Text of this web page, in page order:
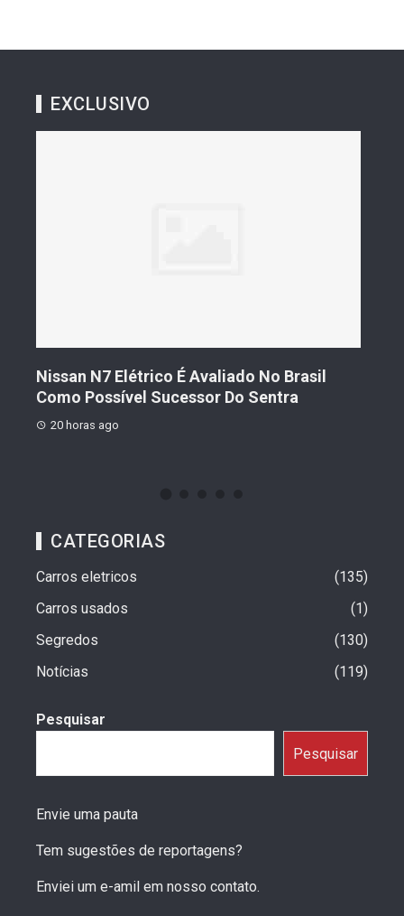
EXCLUSIVO
Nissan N7 Elétrico É Avaliado No Brasil
Como Possível Sucessor Do Sentra
20 horas ago
CATEGORIAS
Carros eletricos
135
Carros usados
1
Segredos
130
Notícias
119
Pesquisar
Pesquisar
Envie uma pauta
Tem sugestões de reportagens?
Enviei um e-amil em nosso contato.